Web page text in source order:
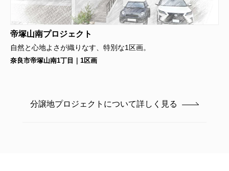
帝塚山南プロジェクト
自然と心地よさが織りなす、特別な1区画。
奈良市帝塚山南1丁目｜1区画
分譲地プロジェクトについて詳しく見る